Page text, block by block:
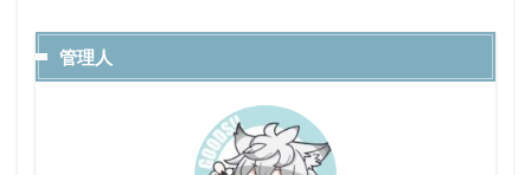
管理人